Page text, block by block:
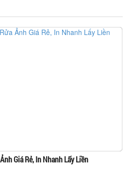
Giá Rẻ, In Nhanh Lấy Liền